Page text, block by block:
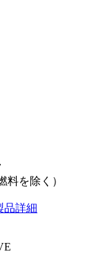
料を除く）
品詳細